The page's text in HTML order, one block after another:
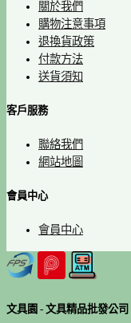
關於我們
購物注意事項
退換貨政策
付款方法
送貨須知
客戶服務
聯絡我們
網站地圖
會員中心
會員中心
文具園 - 文具精品批發公司